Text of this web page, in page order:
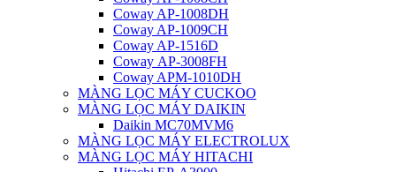
Coway AP-1008DH
Coway AP-1009CH
Coway AP-1516D
Coway AP-3008FH
Coway APM-1010DH
MÀNG LỌC MÁY CUCKOO
MÀNG LỌC MÁY DAIKIN
Daikin MC70MVM6
MÀNG LỌC MÁY ELECTROLUX
MÀNG LỌC MÁY HITACHI